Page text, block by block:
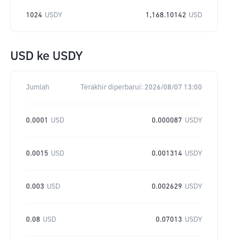
1024 USDY 1,168.10142 USD
USD ke USDY
Jumlah Terakhir diperbarui: 2026/08/07 13:00
0.0001 USD 0.000087 USDY
0.0015 USD 0.001314 USDY
0.003 USD 0.002629 USDY
0.08 USD 0.07013 USDY